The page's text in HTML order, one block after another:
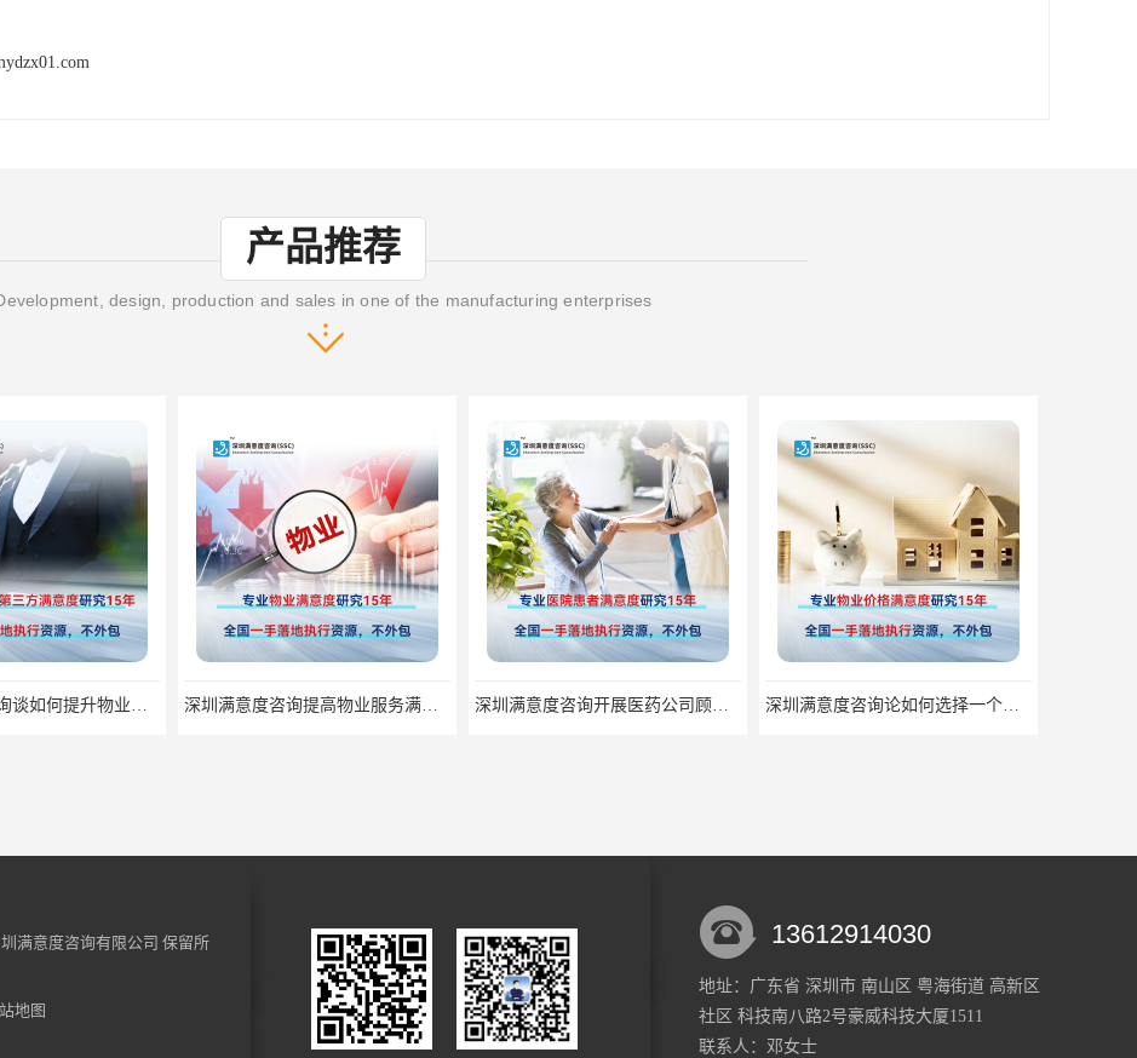
产品推荐
design, production and sales in one of the manufacturing enterprises
深圳满意度咨询提高物业服务满意度调查方案 深圳满意度咨询开展医药公司顾客满意度调查 深圳满意度咨询论如何选择一个好的物业满意度公司 深圳满意度咨询论公众服务满意度调查的意义
深圳满意度咨询开展群众安全感满意度调查指标设计 深圳满意度咨询论食品安全满意度跟踪调查
满意度咨询有限公司 保留所
地图
13612914030
地址：广东省 深圳市 南山区 粤海街道 高新区
社区 科技南八路2号豪威科技大厦1511
联系人：邓女士